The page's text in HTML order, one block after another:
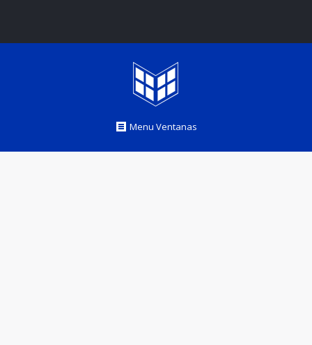
Menu Ventanas